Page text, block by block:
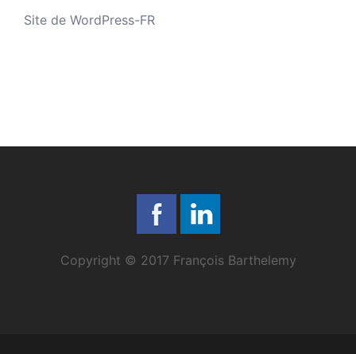
Site de WordPress-FR
Copyright © 2017 François Barthelemy